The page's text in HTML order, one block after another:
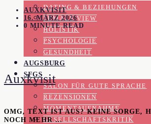
DATING & BEZIEHUNGEN
FEMALE VIEW
HOLISTIK
PSYCHOLOGIE
GESUNDHEIT
AUGSBURG
SFGS
SALON FÜR GUTE SPRACHE
REZENSIONEN
MOMENTAUFNAHME
GESELLSCHAFTSKRITIK
AUXKVISIT
16. MÄRZ 2026
0 MINUTE READ
Auxkvisit
OMG, TEXT IST AUS? KEINE SORGE,
NOCH MEHR …